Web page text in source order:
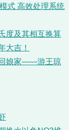
式 高效处理系统
度及其相互换算
大吉！
娘家——游王琼